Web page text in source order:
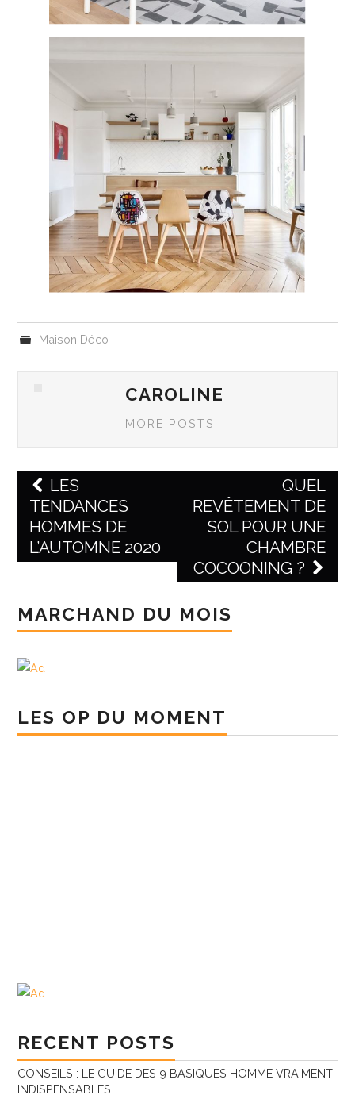
Maison Déco
CAROLINE
MORE POSTS
Post navigation
LES
TENDANCES
HOMMES DE
L’AUTOMNE 2020
QUEL
REVÊTEMENT DE
SOL POUR UNE
CHAMBRE
COCOONING ?
MARCHAND DU MOIS
LES OP DU MOMENT
RECENT POSTS
CONSEILS : LE GUIDE DES 9 BASIQUES HOMME VRAIMENT
INDISPENSABLES